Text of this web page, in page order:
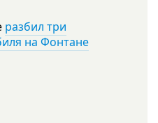
разбил три
на Фонтане